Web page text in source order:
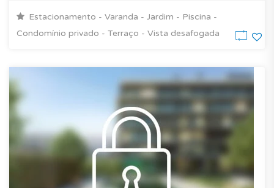
Estacionamento - Varanda - Jardim - Piscina -
Condomínio privado - Terraço - Vista desafogada